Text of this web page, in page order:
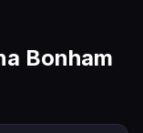
Bonham